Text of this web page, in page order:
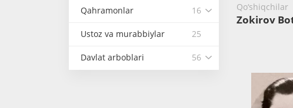
Qahramonlar 16
Ustoz va murabbiylar 25
Davlat arboblari 56
Qo‘shiqchilar
Zokirov